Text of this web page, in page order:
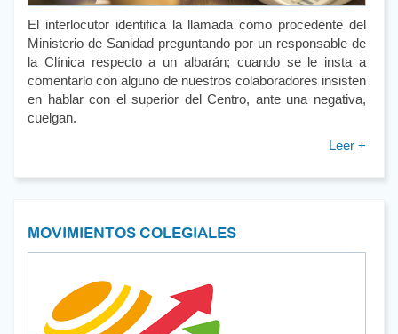
El interlocutor identifica la llamada como procedente del
Ministerio de Sanidad preguntando por un responsable de
la Clínica respecto a un albarán; cuando se le insta a
comentarlo con alguno de nuestros colaboradores insisten
en hablar con el superior del Centro, ante una negativa,
cuelgan.
Leer +
MOVIMIENTOS COLEGIALES